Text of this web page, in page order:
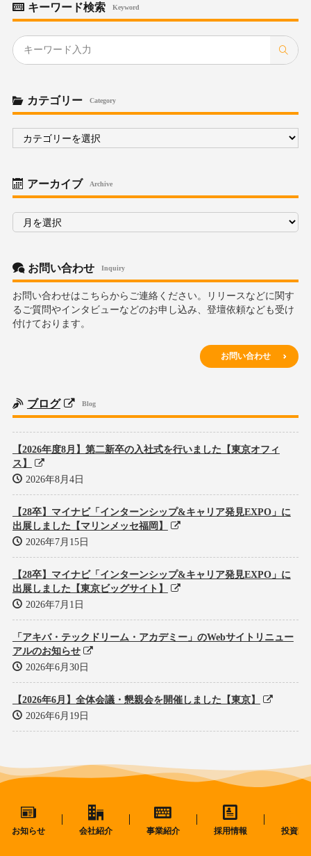
キーワード検索 Keyword
カテゴリー Category
カ
ゴ
アーカイブ Archive
ア
カ
お問い合わせ Inquiry
お問い合わせはこちらからご連絡ください。リリースなどに関す
るご質問やインタビューなどのお申し込み、登壇依頼なども受け
付けております。
お問い合わせ
ブログ Blog
【2026年度8月】第二新卒の入社式を行いました【東京オフィ
ス】
2026年8月4日
【28卒】マイナビ「インターンシップ&キャリア発見EXPO」に
出展しました【マリンメッセ福岡】
2026年7月15日
【28卒】マイナビ「インターンシップ&キャリア発見EXPO」に
出展しました【東京ビッグサイト】
2026年7月1日
「アキバ・テックドリーム・アカデミー」のWebサイトリニュー
アルのお知らせ
2026年6月30日
【2026年6月】全体会議・懇親会を開催しました【東京】
2026年6月19日
お知らせ 会社紹介 事業紹介 採用情報 投資家